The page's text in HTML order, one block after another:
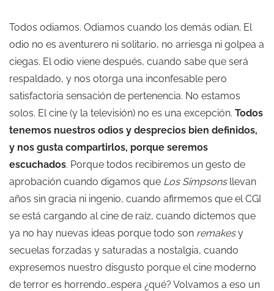
Todos odiamos. Odiamos cuando los demás odian. El
odio no es aventurero ni solitario, no arriesga ni golpea a
ciegas. El odio viene después, cuando sabe que será
respaldado, y nos otorga una inconfesable pero
satisfactoria sensación de pertenencia. No estamos
solos. El cine (y la televisión) no es una excepción. Todos
tenemos nuestros odios y desprecios bien definidos,
y nos gusta compartirlos, porque seremos
escuchados. Porque todos recibiremos un gesto de
aprobación cuando digamos que Los Simpsonsllevan
años sin gracia ni ingenio, cuando afirmemos que el CGI
se está cargando al cine de raíz, cuando dictemos que
ya no hay nuevas ideas porque todo son remakesy
secuelas forzadas y saturadas a nostalgia, cuando
expresemos nuestro disgusto porque el cine moderno
de terror es horrendo…espera ¿qué? Volvamos a eso un